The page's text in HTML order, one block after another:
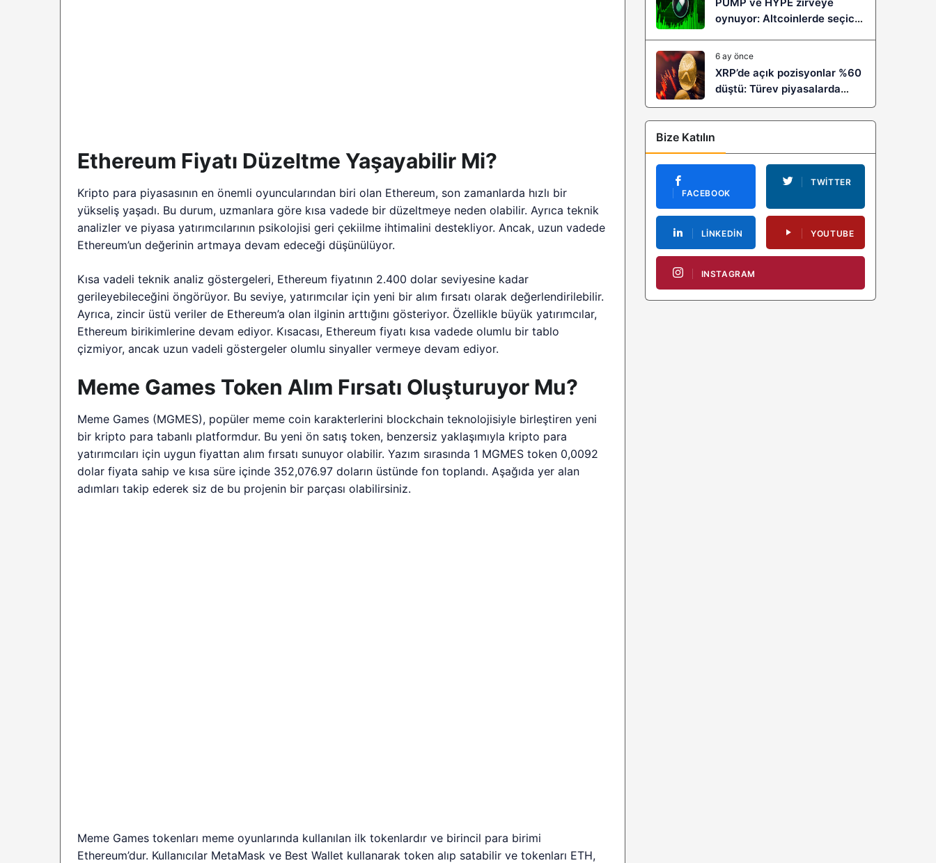
Ethereum Fiyatı Düzeltme Yaşayabilir Mi?
Kripto para piyasasının en önemli oyuncularından biri olan Ethereum, son zamanlarda hızlı bir
yükseliş yaşadı. Bu durum, uzmanlara göre kısa vadede bir düzeltmeye neden olabilir. Ayrıca teknik
analizler ve piyasa yatırımcılarının psikolojisi geri çekiilme ihtimalini destekliyor. Ancak, uzun vadede
Ethereum’un değerinin artmaya devam edeceği düşünülüyor.
Kısa vadeli teknik analiz göstergeleri, Ethereum fiyatının 2.400 dolar seviyesine kadar
gerileyebileceğini öngörüyor. Bu seviye, yatırımcılar için yeni bir alım fırsatı olarak değerlendirilebilir.
Ayrıca, zincir üstü veriler de Ethereum’a olan ilginin arttığını gösteriyor. Özellikle büyük yatırımcılar,
Ethereum birikimlerine devam ediyor. Kısacası, Ethereum fiyatı kısa vadede olumlu bir tablo
çizmiyor, ancak uzun vadeli göstergeler olumlu sinyaller vermeye devam ediyor.
Meme Games Token Alım Fırsatı Oluşturuyor Mu?
Meme Games (MGMES), popüler meme coin karakterlerini blockchain teknolojisiyle birleştiren yeni
bir kripto para tabanlı platformdur. Bu yeni ön satış token, benzersiz yaklaşımıyla kripto para
yatırımcıları için uygun fiyattan alım fırsatı sunuyor olabilir. Yazım sırasında 1 MGMES token 0,0092
dolar fiyata sahip ve kısa süre içinde 352,076.97 doların üstünde fon toplandı. Aşağıda yer alan
adımları takip ederek siz de bu projenin bir parçası olabilirsiniz.
Meme Games tokenları meme oyunlarında kullanılan ilk tokenlardır ve birincil para birimi
Ethereum’dur. Kullanıcılar MetaMask ve Best Wallet kullanarak token alıp satabilir ve tokenları ETH,
oynuyor: Altcoinlerde seçici
6 ay önce
XRP’de açık pozisyonlar %60
düştü: Türev piyasalarda
kaldıraç temizliği yeni bir
trendin habercisi mi?
Bize Katılın
FACEBOOK
TWITTER
LINKEDIN YOUTUBE
INSTAGRAM